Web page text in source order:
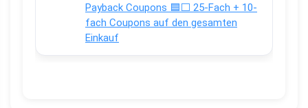
Payback Coupons 🟦⬜ 25-Fach + 10-
fach Coupons auf den gesamten
Einkauf